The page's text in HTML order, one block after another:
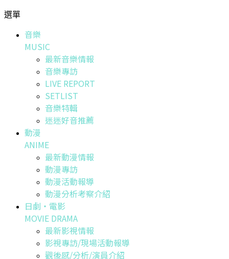
選單
音樂
MUSIC
最新音樂情報
音樂專訪
LIVE REPORT
SETLIST
音樂特輯
迷迷好音推薦
動漫
ANIME
最新動漫情報
動漫專訪
動漫活動報導
動漫分析考察介紹
日劇・電影
MOVIE DRAMA
最新影視情報
影視專訪/現場活動報導
觀後感/分析/演員介紹